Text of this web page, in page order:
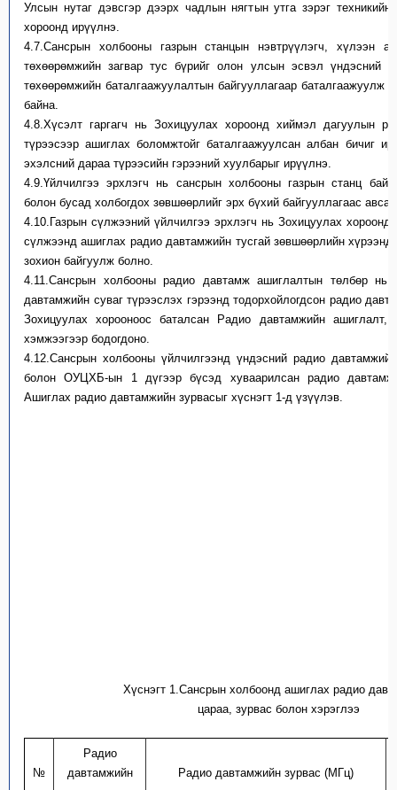
Улсын нутаг дэвсгэр дээрх чадлын нягтын утга зэрэг техникийн
хороонд ирүүлнэ.
4.7.Сансрын холбооны газрын станцын нэвтрүүлэгч, хүлээн
төхөөрөмжийн загвар тус бүрийг олон улсын эсвэл үндэсний
төхөөрөмжийн баталгаажуулалтын байгууллагаар баталгаажуулж
байна.
4.8.Хүсэлт гаргагч нь Зохицуулах хороонд хиймэл дагуулын
түрээсээр ашиглах боломжтойг баталгаажуулсан албан бичиг
эхэлсний дараа түрээсийн гэрээний хуулбарыг ирүүлнэ.
4.9.Үйлчилгээ эрхлэгч нь сансрын холбооны газрын станц
болон бусад холбогдох зөвшөөрлийг эрх бүхий байгууллагаас
4.10. Газрын сүлжээний үйлчилгээ эрхлэгч нь Зохицуулах хороонд
сүлжээнд ашиглах радио давтамжийн тусгай зөвшөөрлийн
зохион байгуулж болно.
4.11.Сансрын холбооны радио давтамж ашиглалтын төлбөр нь
давтамжийн суваг түрээслэх гэрээнд тодорхойлогдсон радио
Зохицуулах хорооноос баталсан Радио давтамжийн ашиглалт,
хэмжээгээр бодогдоно.
4.12.Сансрын холбооны үйлчилгээнд үндэсний радио
болон ОУЦХБ-ын 1 дүгээр бүсэд хуваарилсан радио
Ашиглах радио давтамжийн зурвасыг хүснэгт 1-д үзүүлэв.
Хүснэгт 1.Сансрын холбоонд ашиглах радио
цараа, зурвас болон хэрэглээ
№
Радио
давтамжийн
Радио давтамжийн зурвас (МГц)